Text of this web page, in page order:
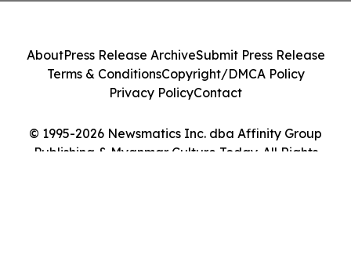
© 1995-2026 Newsmatics Inc. dba Affinity Group
Publishing & Myanmar Culture Today. All Rights
AboutPress Release ArchiveSubmit Press Release
Terms & ConditionsCopyright/DMCA Policy
Privacy PolicyContact